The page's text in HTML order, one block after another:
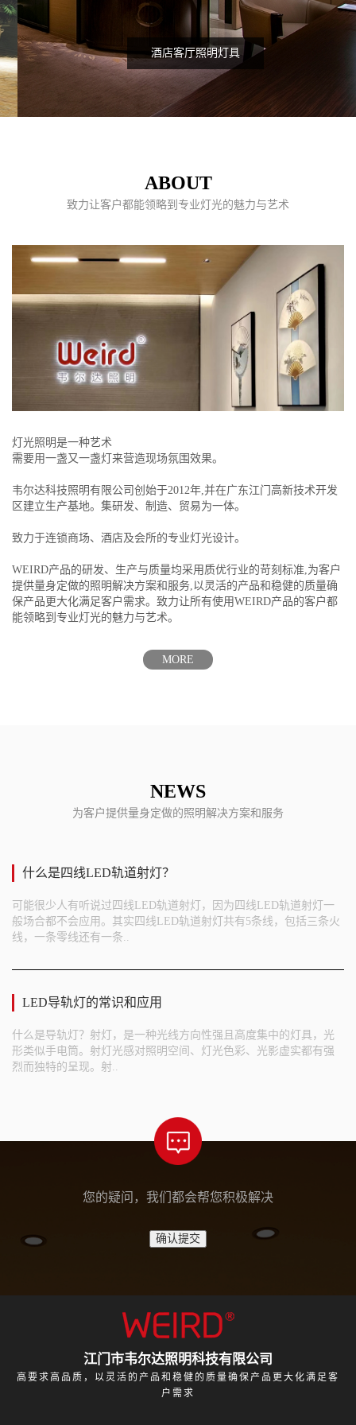
酒店客厅照明灯具
ABOUT
致力让客户都能领略到专业灯光的魅力与艺术
灯光照明是一种艺术
需要用一盏又一盏灯来营造现场氛围效果。
韦尔达科技照明有限公司创始于2012年,并在广东江门高新技术开发
区建立生产基地。集研发、制造、贸易为一体。
致力于连锁商场、酒店及会所的专业灯光设计。
WEIRD产品的研发、生产与质量均采用质优行业的苛刻标准,为客户
提供量身定做的照明解决方案和服务,以灵活的产品和稳健的质量确
保产品更大化满足客户需求。致力让所有使用WEIRD产品的客户都
能领略到专业灯光的魅力与艺术。
MORE
NEWS
为客户提供量身定做的照明解决方案和服务
什么是四线LED轨道射灯？
可能很少人有听说过四线LED轨道射灯，因为四线LED轨道射灯一
般场合都不会应用。其实四线LED轨道射灯共有5条线，包括三条火
线，一条零线还有一条..
LED导轨灯的常识和应用
什么是导轨灯？射灯，是一种光线方向性强且高度集中的灯具，光
形类似手电筒。射灯光感对照明空间、灯光色彩、光影虚实都有强
烈而独特的呈现。射..
您的疑问，我们都会帮您积极解决
江门市韦尔达照明科技有限公司
高要求高品质，以灵活的产品和稳健的质量确保产品更大化满足客
户需求